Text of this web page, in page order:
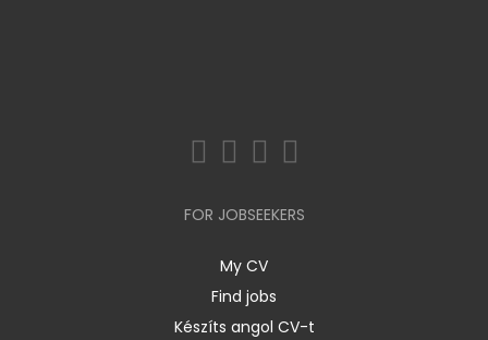
FOR JOBSEEKERS
My CV
Find jobs
Készíts angol CV-t